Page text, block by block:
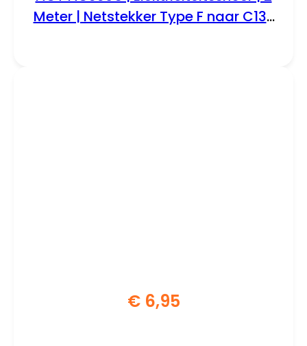
Meter | Netstekker Type F naar C13 |
€6,95